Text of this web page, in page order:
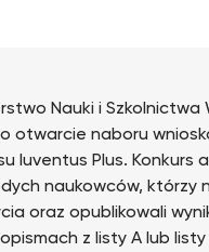
Nauki i Szkolnictwa
otwarcie naboru
Iuventus Plus. Konkurs
naukowców, którzy
oraz opublikowali
z listy A lub listy